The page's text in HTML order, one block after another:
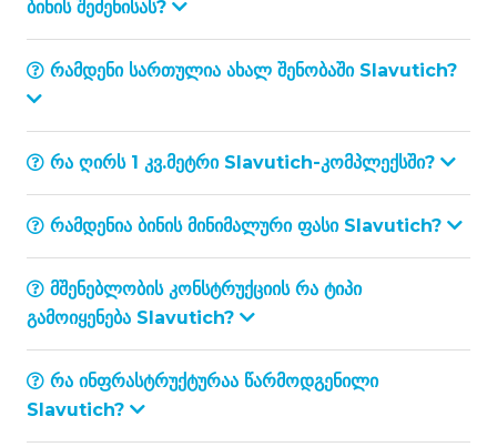
ბინის შეძენისას?
რამდენი სართულია ახალ შენობაში Slavutich?
რა ღირს 1 კვ.მეტრი Slavutich-კომპლექსში?
რამდენია ბინის მინიმალური ფასი Slavutich?
მშენებლობის კონსტრუქციის რა ტიპი
გამოიყენება Slavutich?
რა ინფრასტრუქტურაა წარმოდგენილი
Slavutich?